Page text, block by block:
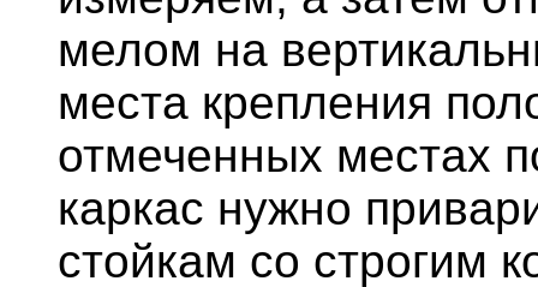
мелом на
места крепления
отмеченных местах
каркас нужно
стойкам со строгим